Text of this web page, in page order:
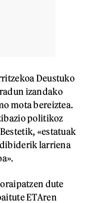
Deustuko
izandako
mota bereiztea.
politikoz
«estatuak
larriena
dute
ETAren